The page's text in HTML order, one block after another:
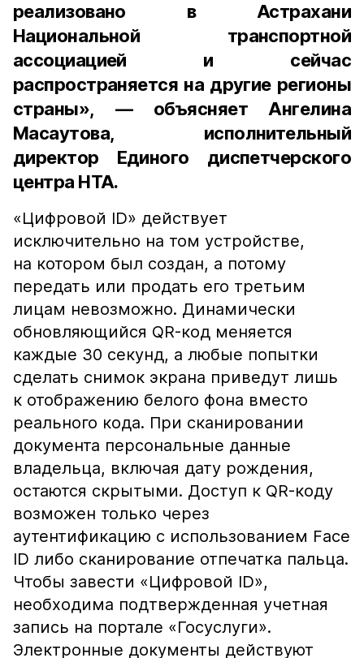
реализовано в Астрахани
Национальной транспортной
ассоциацией и сейчас
распространяется на другие регионы
страны», — объясняет Ангелина
Масаутова, исполнительный
директор Единого диспетчерского
центра НТА.
«Цифровой ID» действует
исключительно на том устройстве,
на котором был создан, а потому
передать или продать его третьим
лицам невозможно. Динамически
обновляющийся QR-код меняется
каждые 30 секунд, а любые попытки
сделать снимок экрана приведут лишь
к отображению белого фона вместо
реального кода. При сканировании
документа персональные данные
владельца, включая дату рождения,
остаются скрытыми. Доступ к QR-коду
возможен только через
аутентификацию с использованием Face
ID либо сканирование отпечатка пальца.
Чтобы завести «Цифровой ID»,
необходима подтвержденная учетная
запись на портале «Госуслуги».
Электронные документы действуют